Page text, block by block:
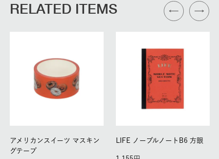
RELATED ITEMS
アメリカンスイーツ マスキン
グテープ
LIFE ノーブルノートB6 方眼